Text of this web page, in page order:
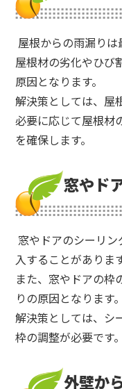
屋根からの雨漏りは
屋根材の劣化やひび
原因となります。
解決策としては、屋
必要に応じて屋根材
を確保します。
窓やド
窓やドアのシーリ
入することがあります
また、窓やドアの枠
りの原因となります。
解決策としては、シ
枠の調整が必要です。
外壁か